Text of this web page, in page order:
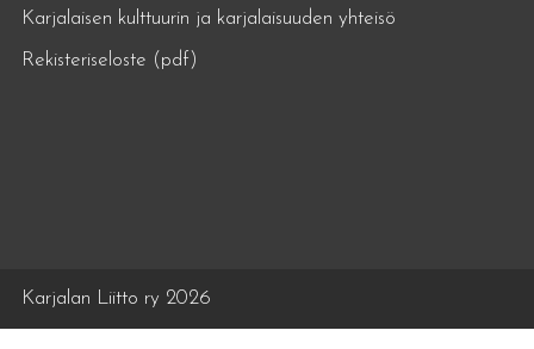
Karjalaisen kulttuurin ja karjalaisuuden yhteisö
Rekisteriseloste (pdf)
Karjalan Liitto ry 2026